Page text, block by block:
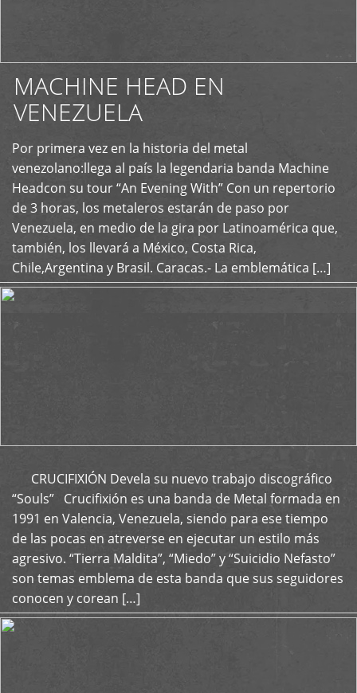
MACHINE HEAD EN
VENEZUELA
Por primera vez en la historia del metal
venezolano:llega al país la legendaria banda Machine
Headcon su tour “An Evening With” Con un repertorio
de 3 horas, los metaleros estarán de paso por
Venezuela, en medio de la gira por Latinoamérica que,
también, los llevará a México, Costa Rica,
Chile,Argentina y Brasil. Caracas.- La emblemática […]
+
CRUCIFIXIÓN Devela su nuevo trabajo discográfico
“Souls” Crucifixión es una banda de Metal formada en
1991 en Valencia, Venezuela, siendo para ese tiempo
de las pocas en atreverse en ejecutar un estilo más
agresivo. “Tierra Maldita”, “Miedo” y “Suicidio Nefasto”
son temas emblema de esta banda que sus seguidores
conocen y corean […]
+